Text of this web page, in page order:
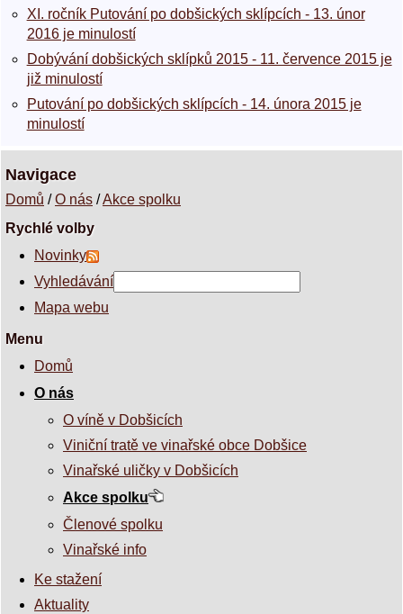
XI. ročník Putování po dobšických sklípcích - 13. únor
2016 je minulostí
Dobývání dobšických sklípků 2015 - 11. července 2015 je
již minulostí
Putování po dobšických sklípcích - 14. února 2015 je
minulostí
Navigace
Domů /O nás /Akce spolku
Rychlé volby
Novinky
Vyhledávání
Mapa webu
Menu
Domů
O nás
O víně v Dobšicích
Viniční tratě ve vinařské obce Dobšice
Vinařské uličky v Dobšicích
Akce spolku
Členové spolku
Vinařské info
Ke stažení
Aktuality